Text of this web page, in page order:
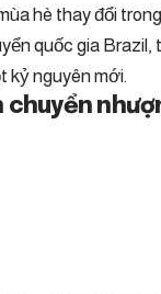
hè thay đổi
quốc gia Brazil,
kỷ nguyên mới.
chuyển